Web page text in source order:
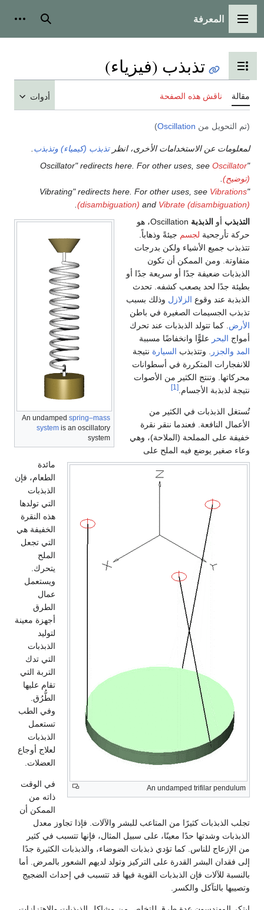
القائمة الرئيسية
المعرفة بحث
تبديل عرض جدول المحتويات
تذبذب (فيزياء)
مقالة ناقش هذه الصفحة أدوات
(تم التحويل من Oscillation
)
لمعلومات عن الاستخدامات الأخرى، انظرتذبذب (كيمياء) وتذبذب
"Oscillator" redirects here. For other uses, see
Oscillator
(توضيح)
"Vibrating" redirects here. For other uses, see
Vibrations
(disambiguation) and Vibrate (disambiguation)
An undamped spring–mass
system is an oscillatory
system
An undamped trifilar pendulum
التذبذب أو الذبذبة
Oscillation، هو
حركة تأرجحية لجسم جيئةً وذهاباً.
تتذبذب جميع الأشياء ولكن بدرجات
متفاوتة. ومن الممكن أن تكون
الذبذبات ضعيفة جدًا أو سريعة جدًا أو
بطيئة جدًا لحد يصعب كشفه. تحدث
الذبذبة عند وقوع الزلازل وذلك بسبب
تذبذب الجسيمات الصغيرة في باطن
الأرض . كما تتولد الذبذبات عند تحرك
أمواج البحر علوًّا وانخفاضًا مسببة
المد والجزر . وتتذبذب السيارة نتيجة
للانفجارات المتكررة في أسطوانات
محركاتها. وتنتج الكثير من الأصوات
نتيجة لذبذبة الأجسام. [1]
تُستغل الذبذبات في الكثير من
الأعمال النافعة. فعندما ننقر نقرة
خفيفة على المملحة (الملاحة)، وهي
وعاء صغير يوضع فيه الملح على
مائدة
الطعام، فإن
الذبذبات
التي تولدها
هذه النقرة
الخفيفة هي
التي تجعل
الملح
يتحرك.
ويستعمل
عمال
الطرق
أجهزة معينة
لتوليد
الذبذبات
التي تدك
التربة التي
تقام عليها
الطُّرُق.
وفي الطب
تستعمل
الذبذبات
لعلاج أوجاع
العضلات.
في الوقت
ذاته من
الممكن أن
تجلب الذبذبات كثيرًا من المتاعب للبشر والآلات. فإذا تجاوز معدل
الذبذبات وشدتها حدًا معينًا، على سبيل المثال، فإنها تتسبب في كثير
من الإزعاج للناس. كما تؤدي ذبذبات الضوضاء، والذبذبات الكثيرة جدًا
إلى فقدان البشر القدرة على التركيز وتولد لديهم الشعور بالمرض. أما
بالنسبة للآلات فإن الذبذبات القوية فيها قد تتسبب في إحداث الضجيج
وتصيبها بالتآكل والكسر.